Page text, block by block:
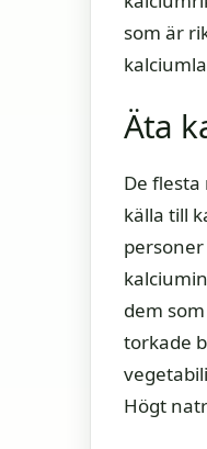
som är
Äta
De
källa till
dem
torkade
Högt